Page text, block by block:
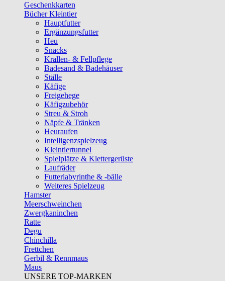
Geschenkkarten
Bücher Kleintier
Hauptfutter
Ergänzungsfutter
Heu
Snacks
Krallen- & Fellpflege
Badesand & Badehäuser
Ställe
Käfige
Freigehege
Käfigzubehör
Streu & Stroh
Näpfe & Tränken
Heuraufen
Intelligenzspielzeug
Kleintiertunnel
Spielplätze & Klettergerüste
Laufräder
Futterlabyrinthe & -bälle
Weiteres Spielzeug
Hamster
Meerschweinchen
Zwergkaninchen
Ratte
Degu
Chinchilla
Frettchen
Gerbil & Rennmaus
Maus
UNSERE TOP-MARKEN